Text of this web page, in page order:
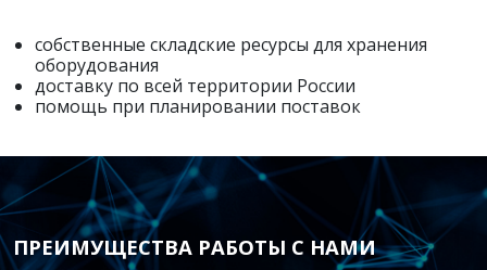
собственные складские ресурсы для хранения
оборудования
доставку по всей территории России
помощь при планировании поставок
ПРЕИМУЩЕСТВА РАБОТЫ С НАМИ